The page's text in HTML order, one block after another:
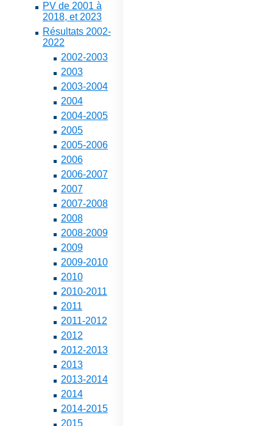
PV de 2001 à
2018, et 2023
Résultats 2002-
2022
2002-2003
2003
2003-2004
2004
2004-2005
2005
2005-2006
2006
2006-2007
2007
2007-2008
2008
2008-2009
2009
2009-2010
2010
2010-2011
2011
2011-2012
2012
2012-2013
2013
2013-2014
2014
2014-2015
2015